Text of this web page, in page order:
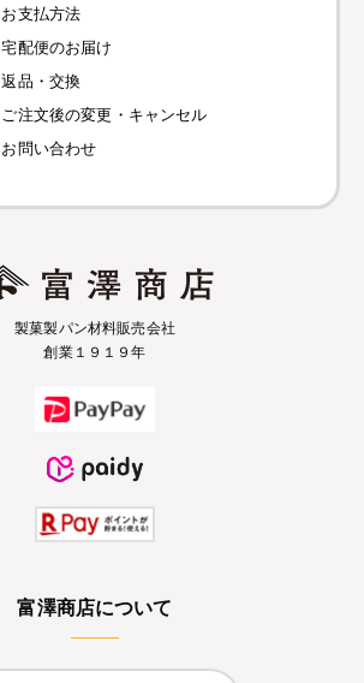
お支払方法
宅配便のお届け
返品・交換
ご注文後の変更・キャンセル
お問い合わせ
製菓製パン材料販売会社
創業１９１９年
富澤商店について